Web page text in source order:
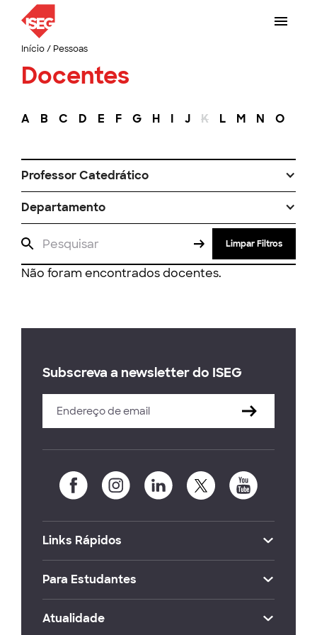
Início/ Pessoas
Docentes
A B C D E F G H I J K L M N O
Professor Catedrático
Departamento
Limpar Filtros
Não foram encontrados docentes.
Subscreva a newsletter do ISEG
Links Rápidos
Para Estudantes
Atualidade